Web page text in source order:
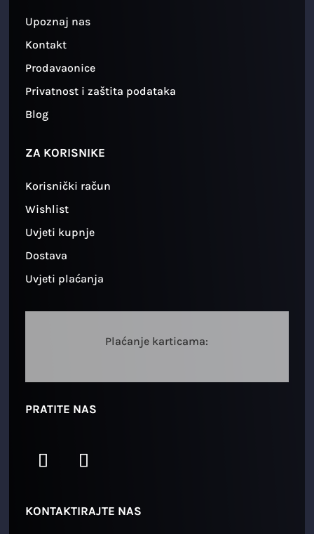
Upoznaj nas
Kontakt
Prodavaonice
Privatnost i zaštita podataka
Blog
ZA KORISNIKE
Korisnički račun
Wishlist
Uvjeti kupnje
Dostava
Uvjeti plaćanja
Plaćanje karticama:
PRATITE NAS
KONTAKTIRAJTE NAS